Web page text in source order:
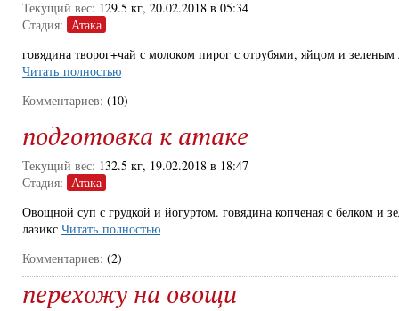
Текущий вес: 129.5 кг, 20.02.2018 в 05:34
Стадия: Атака
говядина творог+чай с молоком пирог с отрубями, яйцом и
Читать полностью
Комментариев: (10)
подготовка к атаке
Текущий вес: 132.5 кг, 19.02.2018 в 18:47
Стадия: Атака
Овощной суп с грудкой и йогуртом. говядина копченая с белком и
лазикс Читать полностью
Комментариев: (2)
перехожу на овощи